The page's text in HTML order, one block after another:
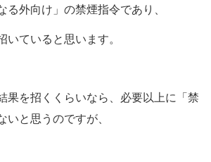
外向け」の禁煙指令であり、
ていると思います。
果を招くくらいなら、必要以上に「禁
と思うのですが、